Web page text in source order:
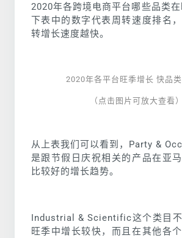
2020年各跨境电商平台哪些品类在
下表中的数字代表周转速度排名
转增长速度越快。
2020年各平台旺季增长 快品
（点击图片可放大查看）
从上表我们可以看到，Party &
是跟节假日庆祝相关的产品在亚
比较好的增长趋势。
Industrial & Scientific这个类目
旺季中增长较快，而且在其他各